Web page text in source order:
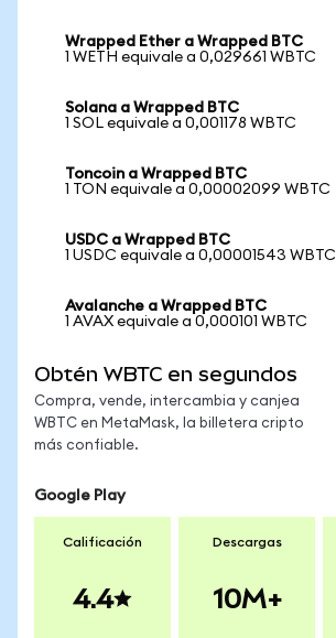
Wrapped Ether a Wrapped BTC
1 WETH equivale a 0,029661 WBTC
Solana a Wrapped BTC
1 SOL equivale a 0,001178 WBTC
Toncoin a Wrapped BTC
1 TON equivale a 0,00002099 WBTC
USDC a Wrapped BTC
1 USDC equivale a 0,00001543 WBTC
Avalanche a Wrapped BTC
1 AVAX equivale a 0,000101 WBTC
Obtén WBTC en segundos
Compra, vende, intercambia y canjea
WBTC en MetaMask, la billetera cripto
más confiable.
Google Play
Calificación
4.4
Descargas
10M+